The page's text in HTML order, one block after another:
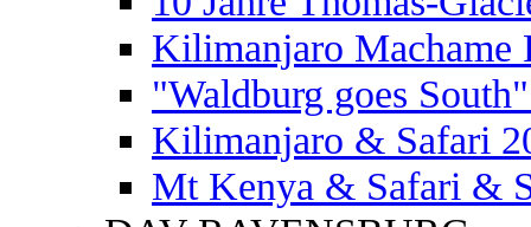
Kilimanjaro Machame
"Waldburg goes
Kilimanjaro & Safari
Mt Kenya & Safari &